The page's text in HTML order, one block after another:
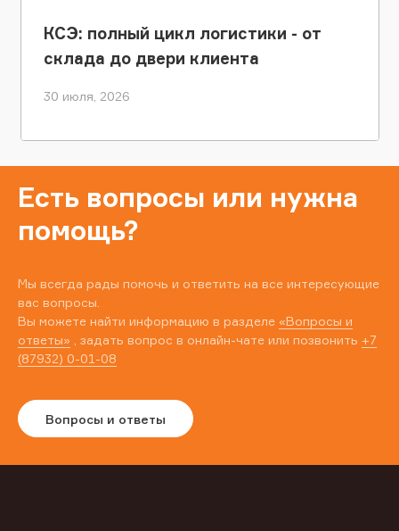
КСЭ: полный цикл логистики - от
склада до двери клиента
30 июля, 2026
Есть вопросы или нужна
помощь?
Мы всегда рады помочь и ответить на все интересующие
вас вопросы.
Вы можете найти информацию в разделе «Вопросы и
ответы» , задать вопрос в онлайн-чате или позвонить +7
(87932) 0-01-08
Вопросы и ответы